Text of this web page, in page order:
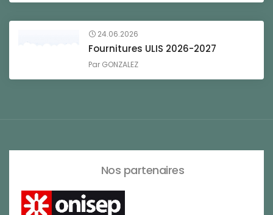
24.06.2026
Fournitures ULIS 2026-2027
Par GONZALEZ
Nos partenaires